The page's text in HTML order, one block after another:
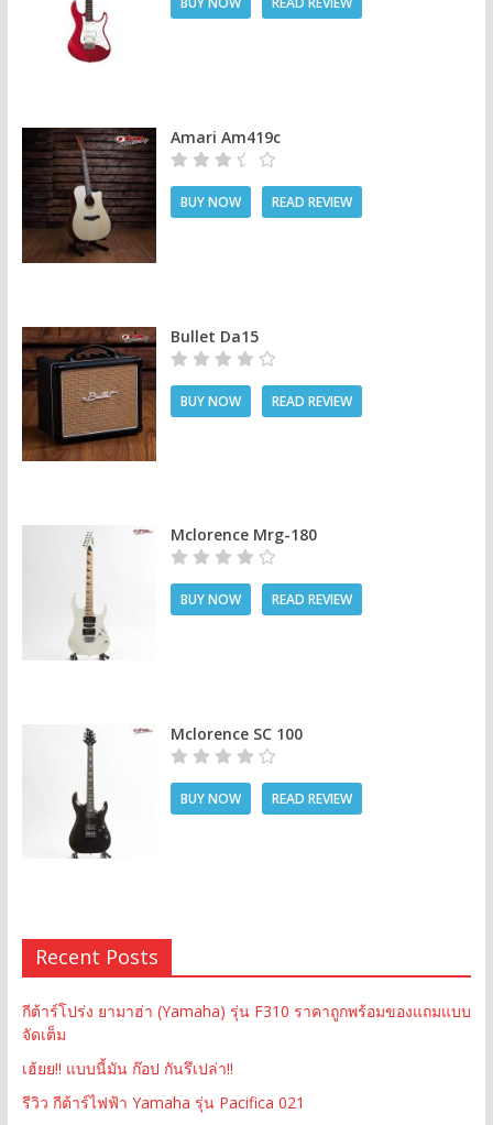
Amari Am419c
BUY NOW READ REVIEW
Bullet Da15
BUY NOW READ REVIEW
Mclorence Mrg-180
BUY NOW READ REVIEW
Mclorence SC 100
BUY NOW READ REVIEW
Recent Posts
กีต้าร์โปร่ง ยามาฮ่า (Yamaha) รุ่น F310 ราคาถูกพร้อมของแถมแบบ
จัดเต็ม
เฮ้ยย!! แบบนี้มัน ก๊อป กันรึเปล่า!!
รีวิว กีต้าร์ไฟฟ้า Yamaha รุ่น Pacifica 021